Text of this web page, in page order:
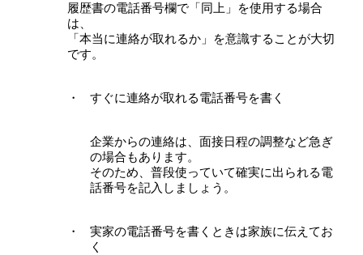
履歴書の電話番号欄で「同上」を使用する場合
は、
「本当に連絡が取れるか」を意識することが大切
です。
すぐに連絡が取れる電話番号を書く
企業からの連絡は、面接日程の調整など急ぎ
の場合もあります。
そのため、普段使っていて確実に出られる電
話番号を記入しましょう。
実家の電話番号を書くときは家族に伝えてお
く